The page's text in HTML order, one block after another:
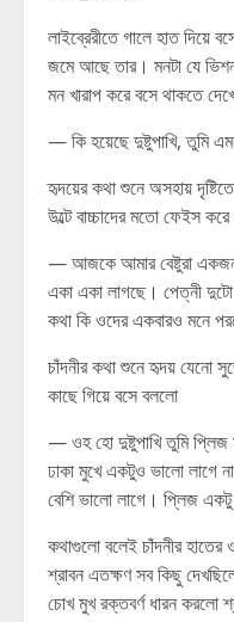
লাইব্রেরীতে গালে হাত দিয়ে
জমে আছে তার। মনটা যে ভিশন
মন খারাপ করে বসে থাকতে
— কি হয়েছে দুষ্টুপাখি, তুমি
হৃদয়ের কথা শুনে অসহায়
উল্টে বাচ্চাদের মতো ফেইস
— আজকে আমার বেষ্টুরা
একা একা লাগছে। পেত্নী
কথা কি ওদের একবারও মনে
চাঁদনীর কথা শুনে হৃদয় যেনো
কাছে গিয়ে বসে বললো
— ওহ হো দুষ্টুপাখি তুমি প্লিজ
ঢাকা মুখে একটুও ভালো লাগে
বেশি ভালো লাগে। প্লিজ
কথাগুলো বলেই চাঁদনীর
শ্রাবন এতক্ষণ সব কিছু
চোখ মুখ রক্তবর্ণ ধারন করলো